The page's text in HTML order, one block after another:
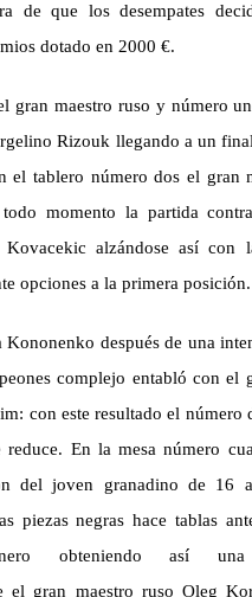
de que los desempates
dotado en 2000 €.
gran maestro ruso y número
Rizouk llegando a un
el tablero número dos el gran
momento la partida
Kovacekic alzándose así con
opciones a la primera posición.
Kononenko después de una
complejo entabló con el
con este resultado el número
En la mesa número
del joven granadino de 16
piezas negras hace tablas
obteniendo así una
el gran maestro ruso Oleg